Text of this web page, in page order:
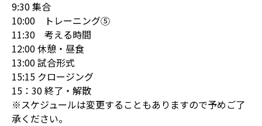
9:30 集合
10:00 トレーニング⑤
11:30 考える時間
12:00 休憩・昼食
13:00 試合形式
15:15 クロージング
15：30 終了・解散
※スケジュールは変更することもありますので予めご了
承ください。